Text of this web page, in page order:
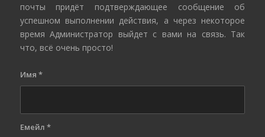
почты придёт подтверждающее сообщение об
успешном выполнении действия, а через некоторое
время Администратор выйдет с вами на связь. Так
что, всё очень просто!
Имя *
Емейл *